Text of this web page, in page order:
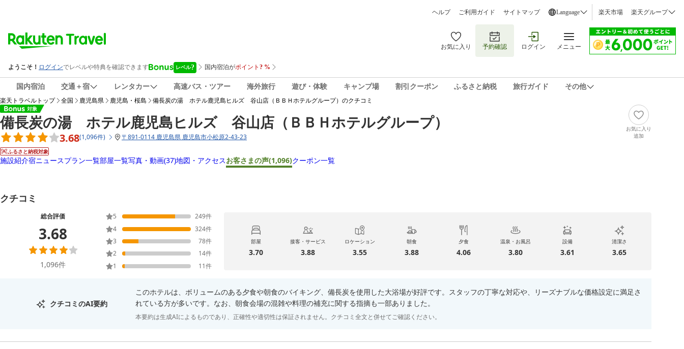
ヘルプ ご利用ガイド サイトマップ Language 楽天市場 楽天グループ
お気に入り 予約確認 ログイン メニュー
国内宿泊 交通＋宿 レンタカー 高速バス・ツアー 海外旅行 遊び・体験 キャンプ場 割引クーポン ふるさと納税 旅行ガイド その他
楽天トラベルトップ 全国 鹿児島県 鹿児島・桜島 備長炭の湯 ホテル鹿児島ヒルズ 谷山店（ＢＢＨホテルグループ） のクチコミ
備長炭の湯 ホテル鹿児島ヒルズ 谷山店（ＢＢＨホテルグループ）
3.68(1,096件) 〒891-0114 鹿児島県 鹿児島市小松原2-43-23
ふるさと納税対象
お気に入り
追加
施設紹介宿ニュースプラン一覧部屋一覧写真・動画(37)地図・アクセスお客さまの声(1,096)クーポン一覧
クチコミ
総合評価
3.68
1,096件
5 249件
4
324件
3
78件
2
14件
1
11件
部屋
3.70
接客・サービス
3.88
ロケーション
3.55
朝食
3.88
夕食
4.06
温泉・お風呂
3.80
設備
3.61
清潔さ
3.65
クチコミのAI要約
このホテルは、ボリュームのある夕食や朝食のバイキング、備長炭を使用した大浴場が好評です。スタッフの丁寧な対応や、リーズナブルな価格設定に満足さ
れている方が多いです。なお、朝食会場の混雑や料理の補充に関する指摘も一部ありました。
本要約は生成AIによるものであり、正確性や適切性は保証されません。クチコミ全文と併せてご確認ください。